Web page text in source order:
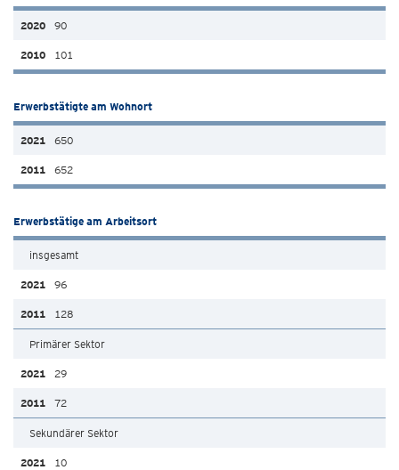
90
101
Erwerbstätigte am Wohnort
650
652
Erwerbstätige am Arbeitsort
insgesamt
96
128
Primärer Sektor
29
72
Sekundärer Sektor
10